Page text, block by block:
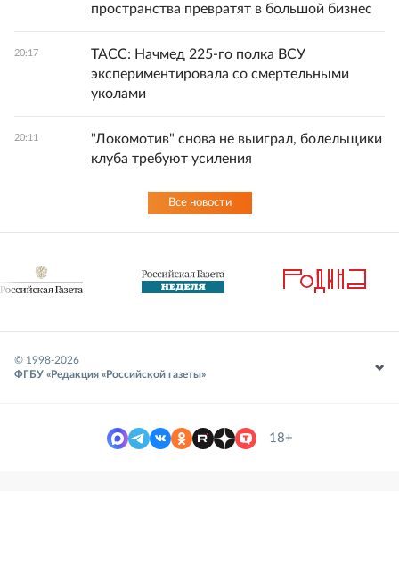
пространства превратят в большой бизнес
20:17
ТАСС: Начмед 225-го полка ВСУ
экспериментировала со смертельными
уколами
20:11
"Локомотив" снова не выиграл, болельщики
клуба требуют усиления
Все новости
© 1998-2026
ФГБУ «Редакция «Российской газеты»
18+